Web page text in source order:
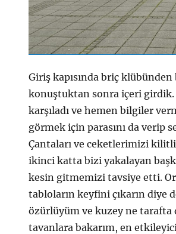
Giriş kapısında briç
konuştuktan sonra içeri girdik.
karşıladı ve hemen bilgiler
görmek için parasını da verip
Çantaları ve ceketlerimizi kilitli
ikinci katta bizi yakalayan
kesin gitmemizi tavsiye etti.
tabloların keyfini çıkarın diye
özürlüyüm ve kuzey ne tarafta
tavanlara bakarım, en